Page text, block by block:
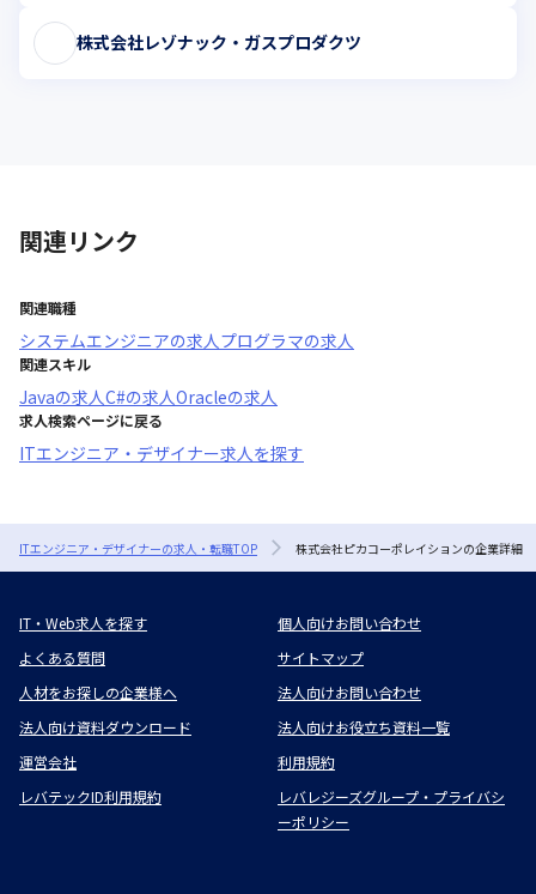
株式会社レゾナック・ガスプロダクツ
関連リンク
関連職種
システムエンジニアの求人 プログラマの求人
関連スキル
Javaの求人C#の求人Oracleの求人
求人検索ページに戻る
ITエンジニア・デザイナー求人を探す
ITエンジニア・デザイナーの求人・転職TOP 株式会社ピカコーポレイションの企業詳細
IT・Web求人を探す
個人向けお問い合わせ
よくある質問
サイトマップ
人材をお探しの企業様へ
法人向けお問い合わせ
法人向け資料ダウンロード
法人向けお役立ち資料一覧
運営会社
利用規約
レバテックID利用規約
レバレジーズグループ・プライバシ
ーポリシー